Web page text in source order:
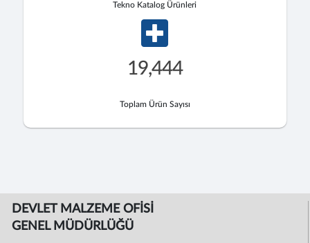
Tekno Katalog Ürünleri
19,444
Toplam Ürün Sayısı
DEVLET MALZEME OFİSİ
GENEL MÜDÜRLÜĞÜ